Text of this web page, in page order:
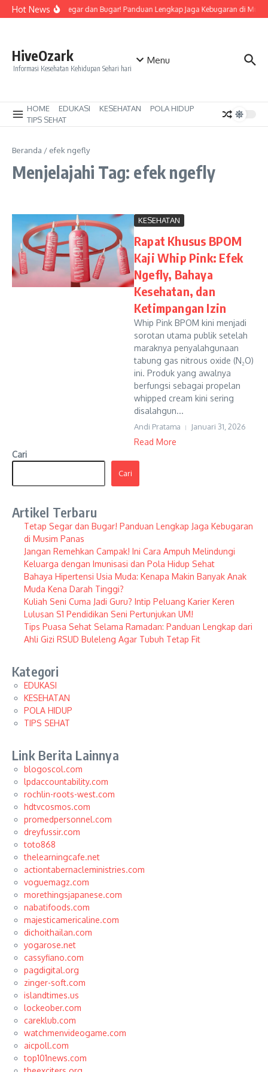
Lewati ke konten
Hot NewsTetap Segar dan Bugar! Panduan Lengkap Jaga Kebugaran di
HiveOzark
Informasi Kesehatan Kehidupan Sehari hari
Menu
HOME EDUKASI KESEHATAN
POLA HIDUP
TIPS SEHAT
Beranda / efek ngefly
Menjelajahi Tag: efek ngefly
KESEHATAN
Rapat Khusus BPOM
Kaji Whip Pink: Efek
Ngefly, Bahaya
Kesehatan, dan
Ketimpangan Izin
Whip Pink BPOM kini menjadi
sorotan utama publik setelah
maraknya penyalahgunaan
tabung gas nitrous oxide (N₂O)
ini. Produk yang awalnya
berfungsi sebagai propelan
whipped cream kini sering
disalahgun...
Andi Pratama Januari 31, 2026
Read More
Cari
Cari
Artikel Terbaru
Tetap Segar dan Bugar! Panduan Lengkap Jaga Kebugaran
di Musim Panas
Jangan Remehkan Campak! Ini Cara Ampuh Melindungi
Keluarga dengan Imunisasi dan Pola Hidup Sehat
Bahaya Hipertensi Usia Muda: Kenapa Makin Banyak Anak
Muda Kena Darah Tinggi?
Kuliah Seni Cuma Jadi Guru? Intip Peluang Karier Keren
Lulusan S1 Pendidikan Seni Pertunjukan UM!
Tips Puasa Sehat Selama Ramadan: Panduan Lengkap dari
Ahli Gizi RSUD Buleleng Agar Tubuh Tetap Fit
Kategori
EDUKASI
KESEHATAN
POLA HIDUP
TIPS SEHAT
Link Berita Lainnya
blogoscol.com
lpdaccountability.com
rochlin-roots-west.com
hdtvcosmos.com
promedpersonnel.com
dreyfussir.com
toto868
thelearningcafe.net
actiontabernacleministries.com
voguemagz.com
morethingsjapanese.com
nabatifoods.com
majesticamericaline.com
dichoithailan.com
yogarose.net
cassyfiano.com
pagdigital.org
zinger-soft.com
islandtimes.us
lockeober.com
careklub.com
watchmenvideogame.com
aicpoll.com
top101news.com